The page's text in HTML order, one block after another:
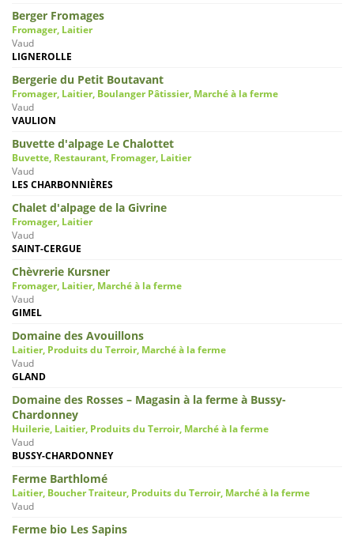
Berger Fromages
Fromager, Laitier
Vaud
LIGNEROLLE
Bergerie du Petit Boutavant
Fromager, Laitier, Boulanger Pâtissier, Marché à la ferme
Vaud
VAULION
Buvette d'alpage Le Chalottet
Buvette, Restaurant, Fromager, Laitier
Vaud
LES CHARBONNIÈRES
Chalet d'alpage de la Givrine
Fromager, Laitier
Vaud
SAINT-CERGUE
Chèvrerie Kursner
Fromager, Laitier, Marché à la ferme
Vaud
GIMEL
Domaine des Avouillons
Laitier, Produits du Terroir, Marché à la ferme
Vaud
GLAND
Domaine des Rosses – Magasin à la ferme à Bussy-
Chardonney
Huilerie, Laitier, Produits du Terroir, Marché à la ferme
Vaud
BUSSY-CHARDONNEY
Ferme Barthlomé
Laitier, Boucher Traiteur, Produits du Terroir, Marché à la ferme
Vaud
Ferme bio Les Sapins